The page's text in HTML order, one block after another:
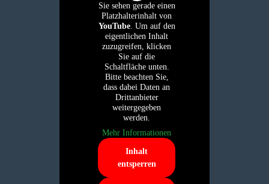
Sie sehen gerade einen
Platzhalterinhalt von
YouTube. Um auf den
eigentlichen Inhalt
zuzugreifen, klicken
Sie auf die
Schaltfläche unten.
Bitte beachten Sie,
dass dabei Daten an
Drittanbieter
weitergegeben
werden.
Mehr Informationen
Inhalt
entsperren